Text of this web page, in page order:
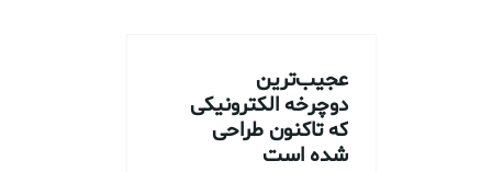
عجیب‌ترین
دوچرخه الکترونیکی
که تاکنون طراحی
شده است